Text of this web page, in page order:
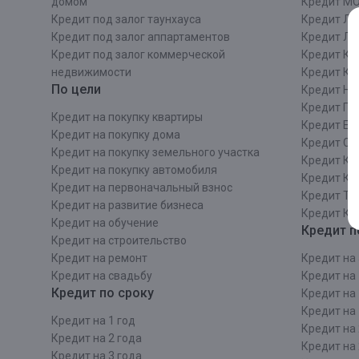
Кредит под залог таунхауса
Кредит под залог аппартаментов
Кредит под залог коммерческой
недвижимости
По цели
Кредит на покупку квартиры
Кредит на покупку дома
Кредит на покупку земельного участка
Кредит на покупку автомобиля
Кредит на первоначальный взнос
Кредит на развитие бизнеса
Кредит на обучение
Кредит на строительcтво
Кредит на ремонт
Кредит на свадьбу
Кредит по сроку
Кредит на 1 год
Кредит на 2 года
Кредит на 3 года
Кредит
Кредит ЛО
Кредит
Кредит
Кредит
Кредит
Кредит
Кредит
Кредит
Кредит
Кредит
Кредит
Кредит
Кредит на
Кредит на
Кредит на
Кредит на
Кредит на
Кредит на